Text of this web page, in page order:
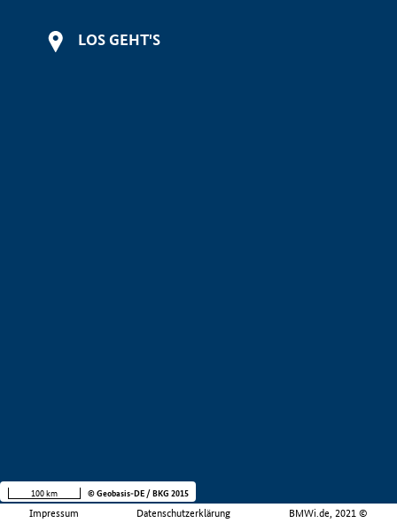
LOS GEHT'S
Impressum Datenschutzerklärung BMWi.de, 2021 ©
100 km © Geobasis-DE / BKG 2015